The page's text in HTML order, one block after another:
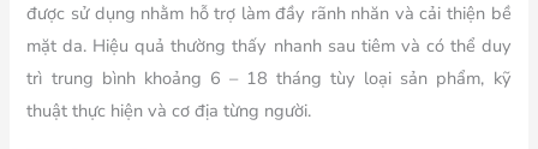
được sử dụng nhằm hỗ trợ làm đầy rãnh nhăn và cải thiện bề
mặt da. Hiệu quả thường thấy nhanh sau tiêm và có thể duy
trì trung bình khoảng 6 – 18 tháng tùy loại sản phẩm, kỹ
thuật thực hiện và cơ địa từng người.